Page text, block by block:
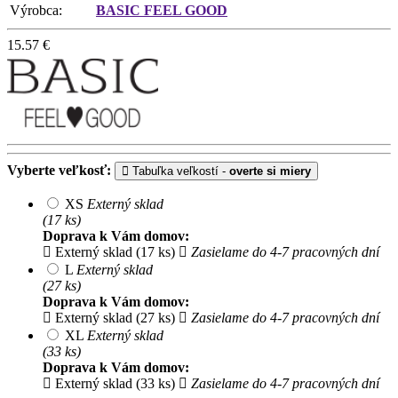
Výrobca: BASIC FEEL GOOD
15.57 €
Vyberte veľkosť: Tabuľka veľkostí - overte si miery
XS Externý sklad
(17 ks)
Doprava k Vám domov:
Externý sklad (17 ks)
Zasielame do 4-7 pracovných dní
L Externý sklad
(27 ks)
Doprava k Vám domov:
Externý sklad (27 ks)
Zasielame do 4-7 pracovných dní
XL Externý sklad
(33 ks)
Doprava k Vám domov:
Externý sklad (33 ks)
Zasielame do 4-7 pracovných dní